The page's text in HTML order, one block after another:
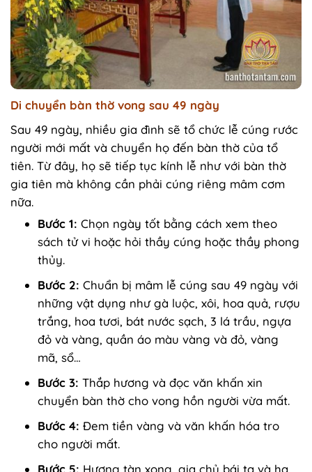
Di chuyển bàn thờ vong sau 49 ngày
Sau 49 ngày, nhiều gia đình sẽ tổ chức lễ cúng rước
người mới mất và chuyển họ đến bàn thờ của tổ
tiên. Từ đây, họ sẽ tiếp tục kính lễ như với bàn thờ
gia tiên mà không cần phải cúng riêng mâm cơm
nữa.
Bước 1: Chọn ngày tốt bằng cách xem theo
sách tử vi hoặc hỏi thầy cúng hoặc thầy phong
thủy.
Bước 2: Chuẩn bị mâm lễ cúng sau 49 ngày với
những vật dụng như gà luộc, xôi, hoa quả, rượu
trắng, hoa tươi, bát nước sạch, 3 lá trầu, ngựa
đỏ và vàng, quần áo màu vàng và đỏ, vàng
mã, sổ…
Bước 3: Thắp hương và đọc văn khấn xin
chuyển bàn thờ cho vong hồn người vừa mất.
Bước 4: Đem tiền vàng và văn khấn hóa tro
cho người mất.
Bước 5: Hương tàn xong, gia chủ bái tạ và hạ